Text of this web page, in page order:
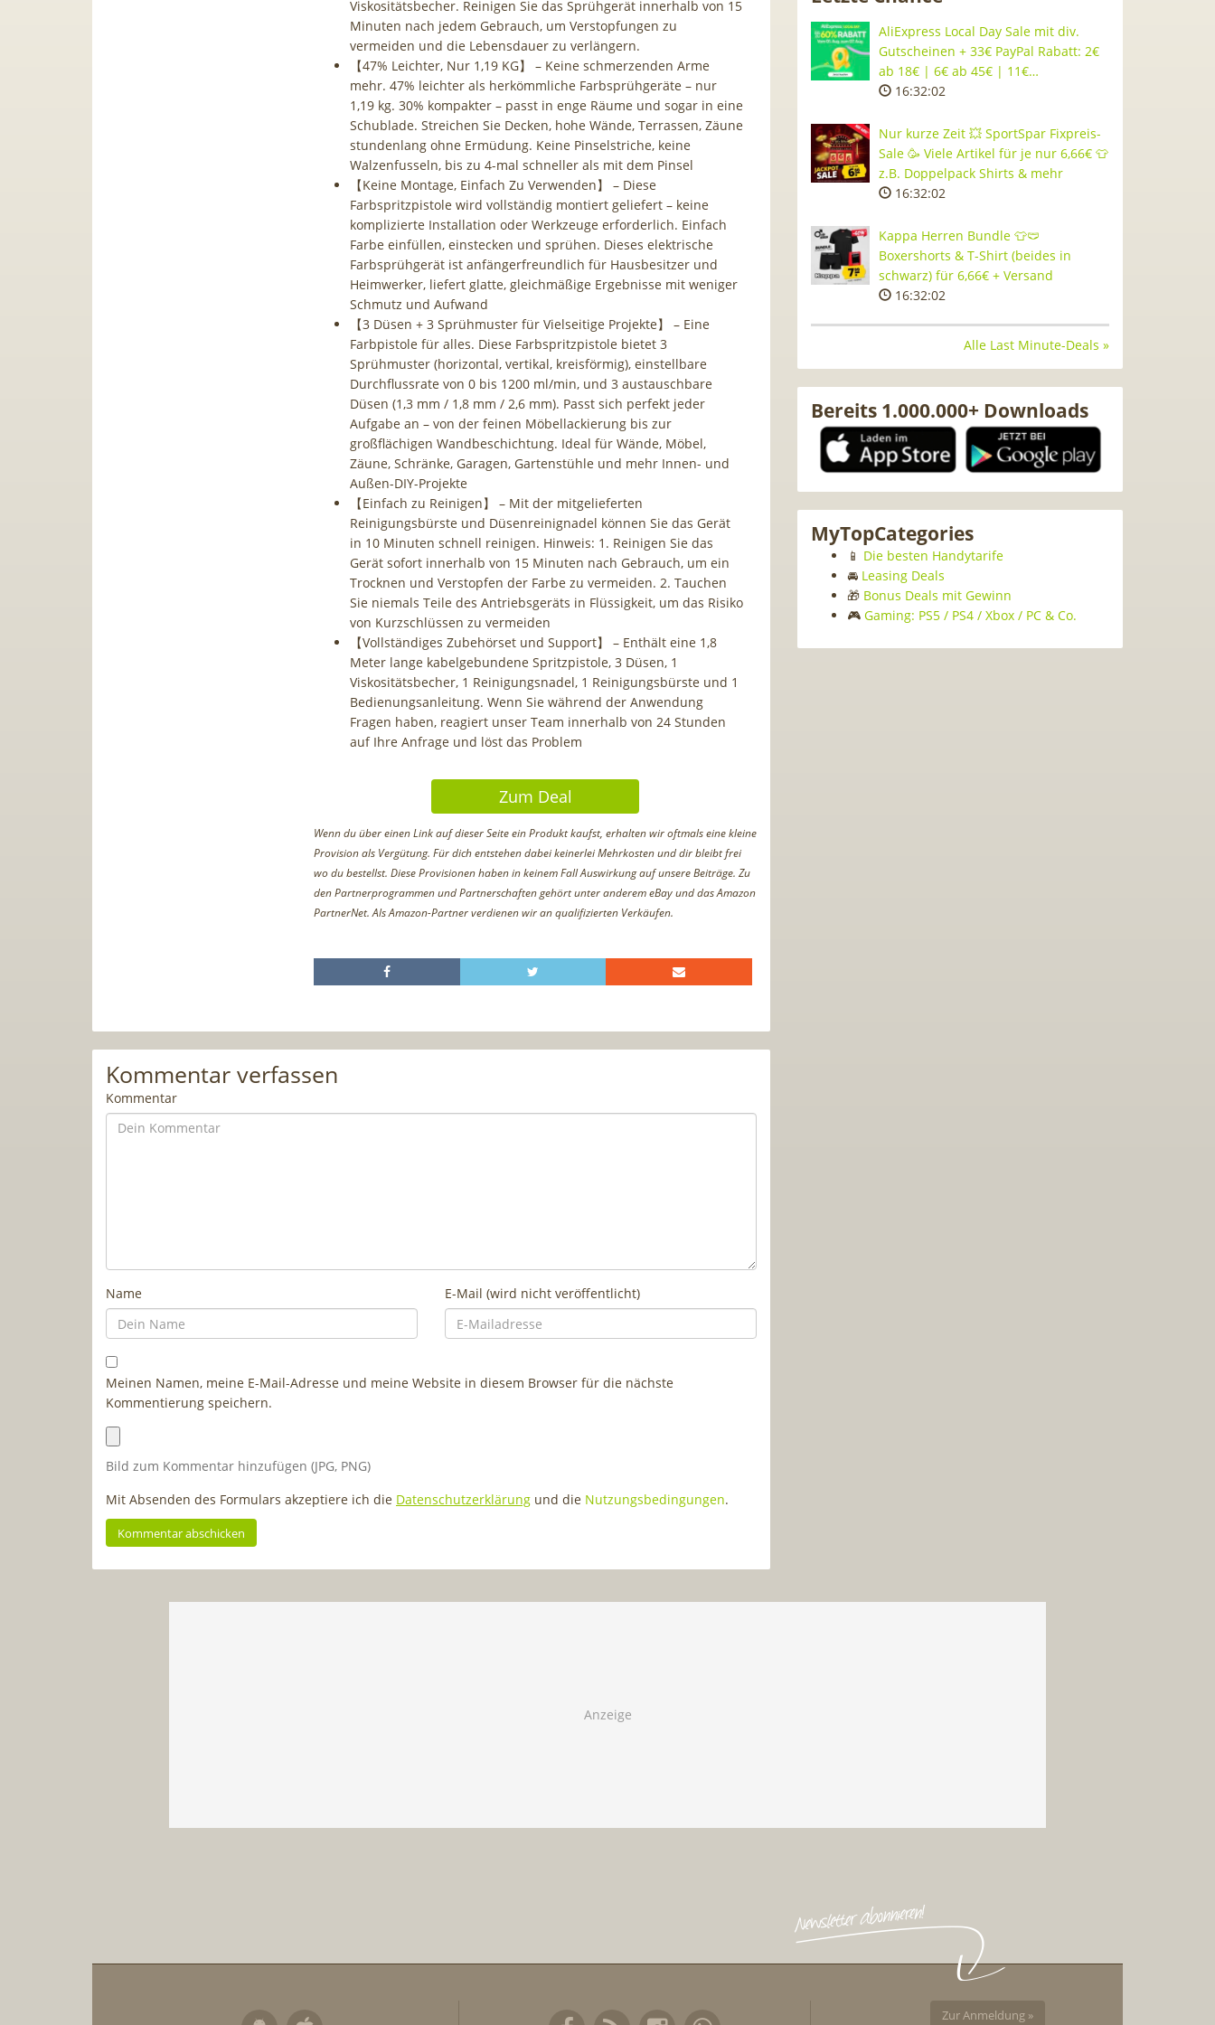
Viskositätsbecher. Reinigen Sie das Sprühgerät innerhalb von 15
Minuten nach jedem Gebrauch, um Verstopfungen zu
vermeiden und die Lebensdauer zu verlängern.
【47% Leichter, Nur 1,19 KG】 – Keine schmerzenden Arme
mehr. 47% leichter als herkömmliche Farbsprühgeräte – nur
1,19 kg. 30% kompakter – passt in enge Räume und sogar in eine
Schublade. Streichen Sie Decken, hohe Wände, Terrassen, Zäune
stundenlang ohne Ermüdung. Keine Pinselstriche, keine
Walzenfusseln, bis zu 4-mal schneller als mit dem Pinsel
【Keine Montage, Einfach Zu Verwenden】 – Diese
Farbspritzpistole wird vollständig montiert geliefert – keine
komplizierte Installation oder Werkzeuge erforderlich. Einfach
Farbe einfüllen, einstecken und sprühen. Dieses elektrische
Farbsprühgerät ist anfängerfreundlich für Hausbesitzer und
Heimwerker, liefert glatte, gleichmäßige Ergebnisse mit weniger
Schmutz und Aufwand
【3 Düsen + 3 Sprühmuster für Vielseitige Projekte】 – Eine
Farbpistole für alles. Diese Farbspritzpistole bietet 3
Sprühmuster (horizontal, vertikal, kreisförmig), einstellbare
Durchflussrate von 0 bis 1200 ml/min, und 3 austauschbare
Düsen (1,3 mm / 1,8 mm / 2,6 mm). Passt sich perfekt jeder
Aufgabe an – von der feinen Möbellackierung bis zur
großflächigen Wandbeschichtung. Ideal für Wände, Möbel,
Zäune, Schränke, Garagen, Gartenstühle und mehr Innen- und
Außen-DIY-Projekte
【Einfach zu Reinigen】 – Mit der mitgelieferten
Reinigungsbürste und Düsenreinignadel können Sie das Gerät
in 10 Minuten schnell reinigen. Hinweis: 1. Reinigen Sie das
Gerät sofort innerhalb von 15 Minuten nach Gebrauch, um ein
Trocknen und Verstopfen der Farbe zu vermeiden. 2. Tauchen
Sie niemals Teile des Antriebsgeräts in Flüssigkeit, um das Risiko
von Kurzschlüssen zu vermeiden
【Vollständiges Zubehörset und Support】 – Enthält eine 1,8
Meter lange kabelgebundene Spritzpistole, 3 Düsen, 1
Viskositätsbecher, 1 Reinigungsnadel, 1 Reinigungsbürste und 1
Bedienungsanleitung. Wenn Sie während der Anwendung
Fragen haben, reagiert unser Team innerhalb von 24 Stunden
auf Ihre Anfrage und löst das Problem
Zum Deal
Wenn du über einen Link auf dieser Seite ein Produkt kaufst, erhalten wir oftmals eine kleine
Provision als Vergütung. Für dich entstehen dabei keinerlei Mehrkosten und dir bleibt frei
wo du bestellst. Diese Provisionen haben in keinem Fall Auswirkung auf unsere Beiträge. Zu
den Partnerprogrammen und Partnerschaften gehört unter anderem eBay und das Amazon
PartnerNet. Als Amazon-Partner verdienen wir an qualifizierten Verkäufen.
Kommentar verfassen
Kommentar
Name E-Mail (wird nicht veröffentlicht)
Meinen Namen, meine E-Mail-Adresse und meine Website in diesem Browser für die nächste
Kommentierung speichern.
Bild zum Kommentar hinzufügen (JPG, PNG)
Mit Absenden des Formulars akzeptiere ich die Datenschutzerklärung und die Nutzungsbedingungen.
AliExpress Local Day Sale mit div.
Gutscheinen + 33€ PayPal Rabatt: 2€
ab 18€ | 6€ ab 45€ | 11€…
16:32:01
Nur kurze Zeit 💥 SportSpar Fixpreis-
Sale 🥳 Viele Artikel für je nur 6,66€ 👕
z.B. Doppelpack Shirts & mehr
16:32:01
Kappa Herren Bundle 👕🩲
Boxershorts & T-Shirt (beides in
schwarz) für 6,66€ + Versand
16:32:01
Alle Last Minute-Deals »
Bereits 1.000.000+ Downloads
MyTopCategories
📱 Die besten Handytarife
🚘 Leasing Deals
🎁 Bonus Deals mit Gewinn
🎮 Gaming: PS5 / PS4 / Xbox / PC & Co.
Zur Anmeldung »